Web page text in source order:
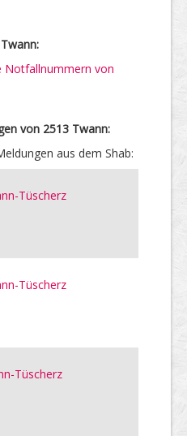
Notfallnummern von
von 2513 Twann:
aus dem Shab:
Tüscherz
Tüscherz
Tüscherz